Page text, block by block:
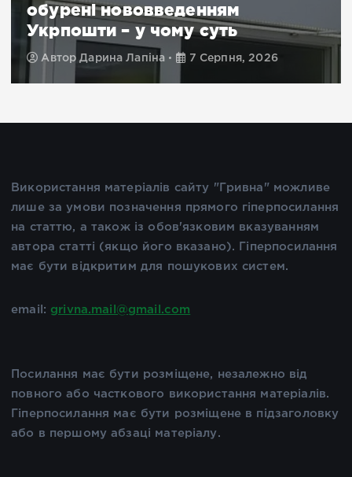
обурені нововведенням
Укрпошти – у чому суть
АвторДарина Лапіна 7 Серпня, 2026
Використання матеріалів сайту "Гривна" можливе
лише за умови позначення прямого гіперпосилання
на статтю, а також із обов'язковим вказуванням
автора статті (якщо його вказано). Гіперпосилання
має бути відкритим для пошукових систем.
email: grivna.mail@gmail.com
Посилання має бути розміщене, незалежно від
повного або часткового використання матеріалів.
Гіперпосилання має бути розміщене в підзаголовку
або в першому абзаці матеріалу.